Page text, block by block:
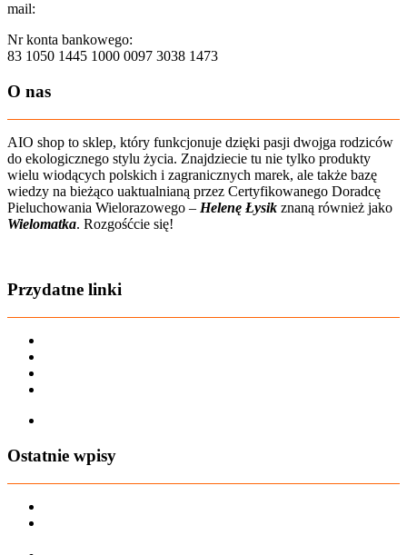
mail:
Nr konta bankowego:
83 1050 1445 1000 0097 3038 1473
O nas
AIO shop to sklep, który funkcjonuje dzięki pasji dwojga rodziców
do ekologicznego stylu życia. Znajdziecie tu nie tylko produkty
wielu wiodących polskich i zagranicznych marek, ale także bazę
wiedzy na bieżąco uaktualnianą przez Certyfikowanego Doradcę
Pieluchowania Wielorazowego – Helenę Łysik znaną również jako
Wielomatka. Rozgośćcie się!
Przydatne linki
Ostatnie wpisy